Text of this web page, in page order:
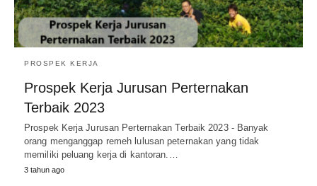
PROSPEK KERJA
Prospek Kerja Jurusan Perternakan
Terbaik 2023
Prospek Kerja Jurusan Perternakan Terbaik 2023 - Banyak
orang menganggap remeh lulusan peternakan yang tidak
memiliki peluang kerja di kantoran.…
3 tahun ago